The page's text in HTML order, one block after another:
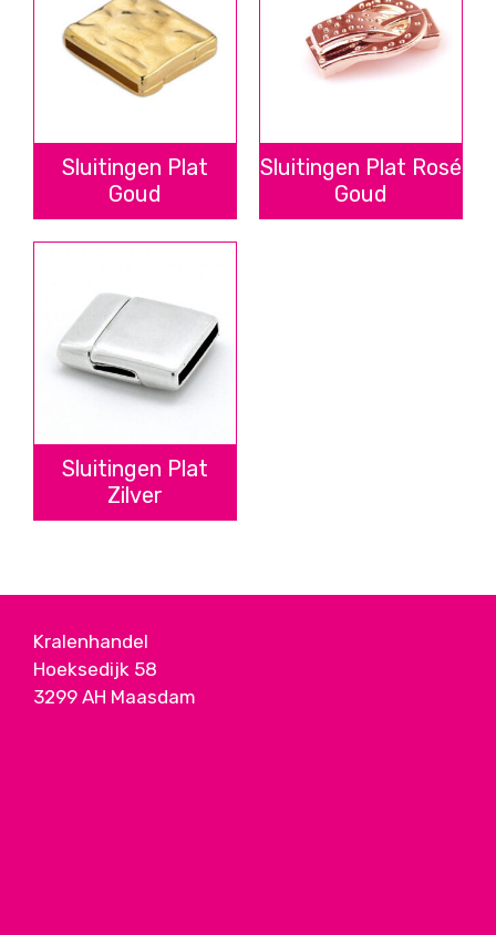
Sluitingen Plat
Goud
Sluitingen Plat Rosé
Goud
Sluitingen Plat
Zilver
Kralenhandel
Hoeksedijk 58
3299 AH Maasdam